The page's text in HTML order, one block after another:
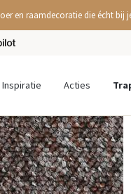
en raamdecoratie die écht bij
Inspiratie Acties